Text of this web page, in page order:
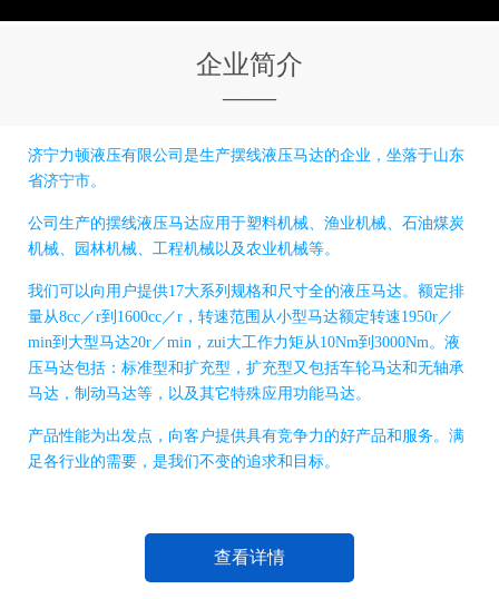
企业简介
——
济宁力顿液压有限公司是生产摆线液压马达的企业，坐落于山东
省济宁市。
公司生产的摆线液压马达应用于塑料机械、渔业机械、石油煤炭
机械、园林机械、工程机械以及农业机械等。
我们可以向用户提供17大系列规格和尺寸全的液压马达。额定排
量从8cc／r到1600cc／r，转速范围从小型马达额定转速1950r／
min到大型马达20r／min，zui大工作力矩从10Nm到3000Nm。液
压马达包括：标准型和扩充型，扩充型又包括车轮马达和无轴承
马达，制动马达等，以及其它特殊应用功能马达。
产品性能为出发点，向客户提供具有竞争力的好产品和服务。满
足各行业的需要，是我们不变的追求和目标。
查看详情